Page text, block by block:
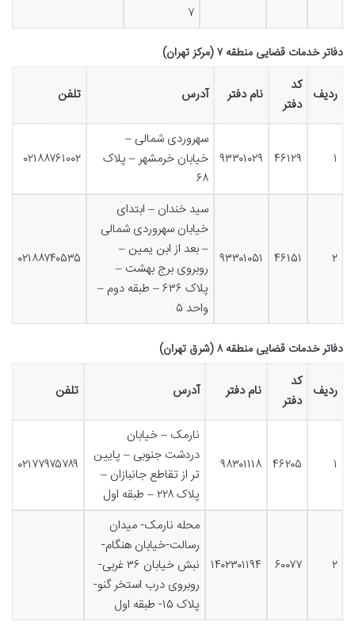
۷
دفاتر خدمات قضایی منطقه ۷ (مرکز تهران)
ردیف کد
دفتر
نام دفتر آدرس تلفن
۱ ۴۶۱۲۹ ۹۳۳۰۱۰۲۹
سهروردی شمالی –
خیابان خرمشهر – پلاک
۶۸
۰۲۱۸۸۷۶۱۰۰۲
۲ ۴۶۱۵۱ ۹۳۳۰۱۰۵۱
سید خندان – ابتدای
خیابان سهروردی شمالی
– بعد از ابن یمین –
روبروی برج بهشت –
پلاک ۶۳۶ – طبقه دوم –
واحد ۵
۰۲۱۸۸۷۴۰۵۳۵
دفاتر خدمات قضایی منطقه ۸ (شرق تهران)
ردیف کد
دفتر
نام دفتر آدرس تلفن
۱ ۴۶۲۰۵ ۹۸۳۰۱۱۱۸
نارمک – خیابان
دردشت جنوبی – پایین
تر از تقاطع جانبازان –
پلاک ۲۲۸ – طبقه اول
۰۲۱۷۷۹۷۵۷۸۹
۲ ۶۰۰۷۷ ۱۴۰۲۳۰۱۱۹۴
محله نارمک- میدان
رسالت-خیابان هنگام-
نبش خیابان ۳۶ غربی-
روبروی درب استخر گنو-
پلاک ۱۵- طبقه اول